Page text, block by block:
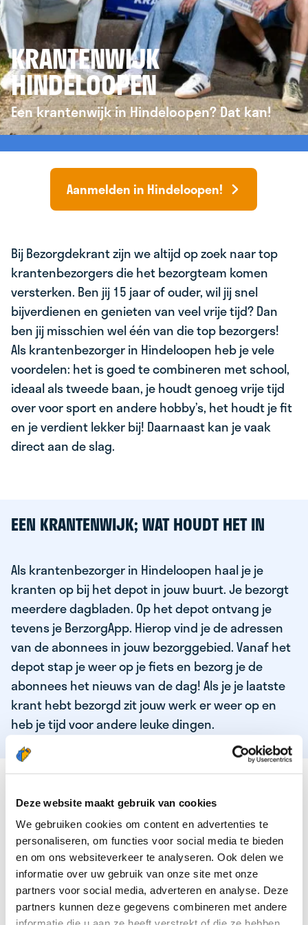
Deze website maakt gebruik van cookies
We gebruiken cookies om content en advertenties te
personaliseren, om functies voor social media te bieden
en om ons websiteverkeer te analyseren. Ook delen we
informatie over uw gebruik van onze site met onze
partners voor social media, adverteren en analyse. Deze
partners kunnen deze gegevens combineren met andere
KRANTENWIJK
HINDELOOPEN
Een krantenwijk in Hindeloopen? Dat kan!
Aanmelden in Hindeloopen!
Bij Bezorgdekrant zijn we altijd op zoek naar top
krantenbezorgers die het bezorgteam komen
versterken. Ben jij 15 jaar of ouder, wil jij snel
bijverdienen en genieten van veel vrije tijd? Dan
ben jij misschien wel één van die top bezorgers!
Als krantenbezorger in Hindeloopen heb je vele
voordelen: het is goed te combineren met school,
ideaal als tweede baan, je houdt genoeg vrije tijd
over voor sport en andere hobby’s, het houdt je fit
en je verdient lekker bij! Daarnaast kan je vaak
direct aan de slag.
EEN KRANTENWIJK; WAT HOUDT HET IN
Als krantenbezorger in Hindeloopen haal je je
kranten op bij het depot in jouw buurt. Je bezorgt
meerdere dagbladen. Op het depot ontvang je
tevens je BerzorgApp. Hierop vind je de adressen
van de abonnees in jouw bezorggebied. Vanaf het
depot stap je weer op je fiets en bezorg je de
abonnees het nieuws van de dag! Als je je laatste
krant hebt bezorgd zit jouw werk er weer op en
heb je tijd voor andere leuke dingen.
DEZE KWALITEITEN HEEFT ONZE TOP
KRANTENBEZORGER
Je bent verantwoordelijk en zelfstandig
Je houdt van lekker bewegen in de frisse lucht
Je houdt vooral van fijn werk dat lekker bijverdient!
Je wordt blij van het bezorgen van het laatste nieuws